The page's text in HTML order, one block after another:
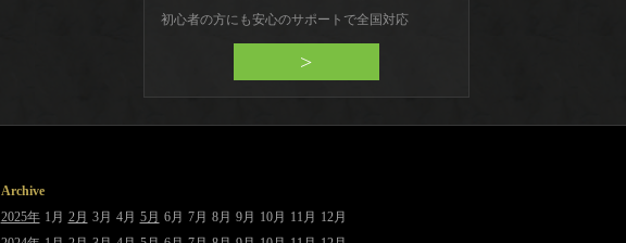
初心者の方にも安心のサポートで全国対応
>
Archive
2025年 1月 2月 3月 4月 5月 6月 7月 8月 9月 10月 11月 12月